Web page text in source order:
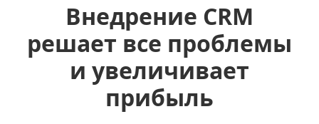
Внедрение CRM
решает все проблемы
и увеличивает
прибыль